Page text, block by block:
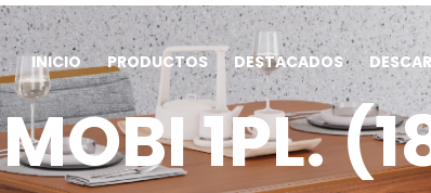
INICIO PRODUCTOS DESTACADOS
1PL.